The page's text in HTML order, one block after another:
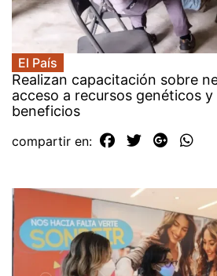
El País
Realizan capacitación sobre
acceso a recursos genéticos
beneficios
compartir en: